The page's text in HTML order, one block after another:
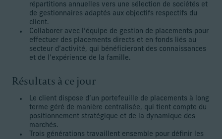
répartitions annuelles vers une sélection de sociétés et
de gestionnaires adaptés aux objectifs respectifs du
client.
Collaborer avec l’équipe de gestion de placements pour
effectuer des placements directs et en fonds liés au
secteur d’activité, qui bénéficieront des connaissances
et de l’expérience de la famille.
Résultats à ce jour
Le client dispose d’un portefeuille de placements à long
terme géré de manière centralisée, qui tient compte du
positionnement stratégique et de la dynamique des
marchés.
Trois générations travaillent ensemble pour définir les